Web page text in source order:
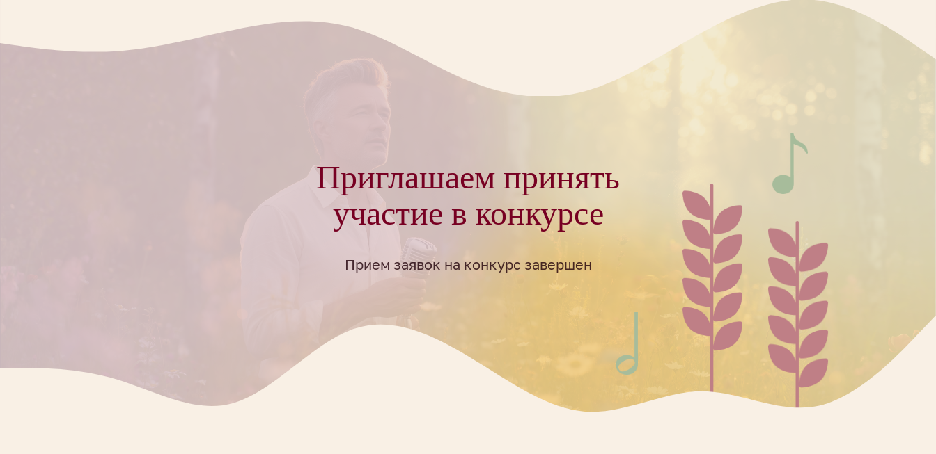
Приглашаем принять
участие в конкурсе
Прием заявок на конкурс завершен